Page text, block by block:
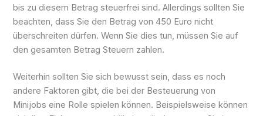
bis zu diesem Betrag steuerfrei sind. Allerdings sollten Sie
beachten, dass Sie den Betrag von 450 Euro nicht
überschreiten dürfen. Wenn Sie dies tun, müssen Sie auf
den gesamten Betrag Steuern zahlen.
Weiterhin sollten Sie sich bewusst sein, dass es noch
andere Faktoren gibt, die bei der Besteuerung von
Minijobs eine Rolle spielen können. Beispielsweise können